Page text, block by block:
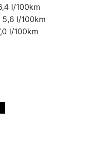
l/100km
5,6 l/100km
l/100km